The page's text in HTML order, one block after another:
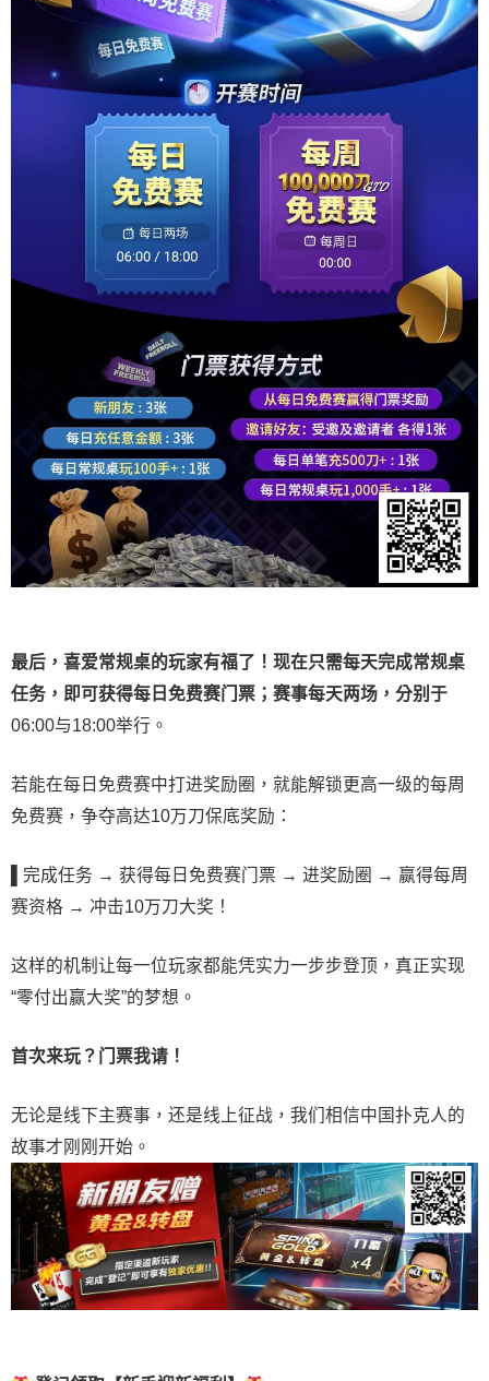
最后，喜爱常规桌的玩家有福了！现在只需每天完成常规桌
任务，即可获得每日免费赛门票；赛事每天两场，分别于
06:00与18:00举行。
若能在每日免费赛中打进奖励圈，就能解锁更高一级的每周
免费赛，争夺高达10万刀保底奖励：
完成任务 → 获得每日免费赛门票 → 进奖励圈 → 赢得每周
赛资格 → 冲击10万刀大奖！
这样的机制让每一位玩家都能凭实力一步步登顶，真正实现
“零付出赢大奖”的梦想。
首次来玩？门票我请！
无论是线下主赛事，还是线上征战，我们相信中国扑克人的
故事才刚刚开始。